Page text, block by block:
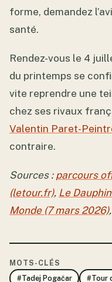
forme, demandez
santé.
Rendez-vous le 4
du printemps se
vite reprendre une
chez ses rivaux
Valentin Paret-
contraire.
Sources : parcours
(letour.fr), Le
Monde (7 mars 2026),
MOTS-CLÉS
#Tadej Pogačar
#Tour